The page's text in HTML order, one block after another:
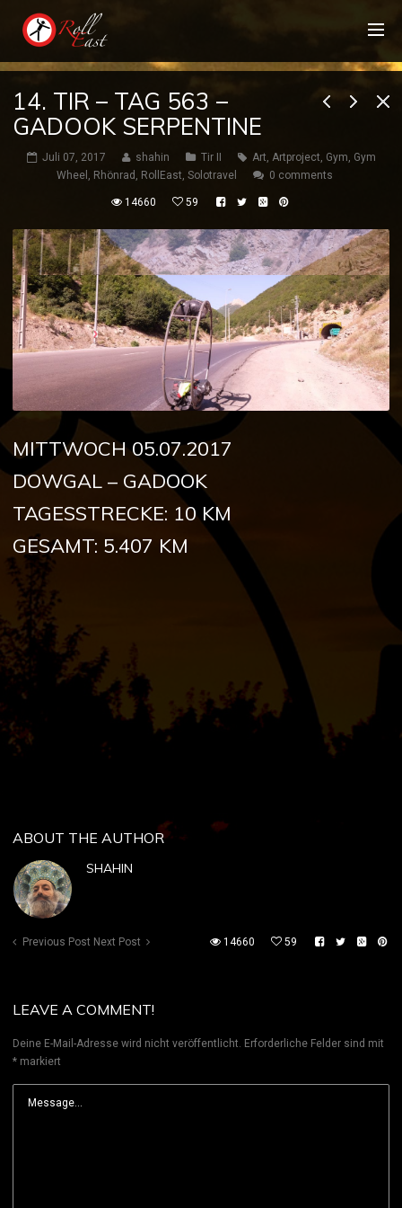
14. TIR – TAG 563 –
GADOOK SERPENTINE
Juli 07, 2017 shahin Tir II Art, Artproject, Gym, Gym
Wheel , Rhönrad , RollEast, Solotravel 0 comments
14660 59
MITTWOCH 05.07.2017
DOWGAL – GADOOK
TAGESSTRECKE: 10 KM
GESAMT: 5.407 KM
ABOUT THE AUTHOR
SHAHIN
Previous Post Next Post 14660 59
LEAVE A COMMENT!
Deine E-Mail-Adresse wird nicht veröffentlicht. Erforderliche Felder sind mit
* markiert